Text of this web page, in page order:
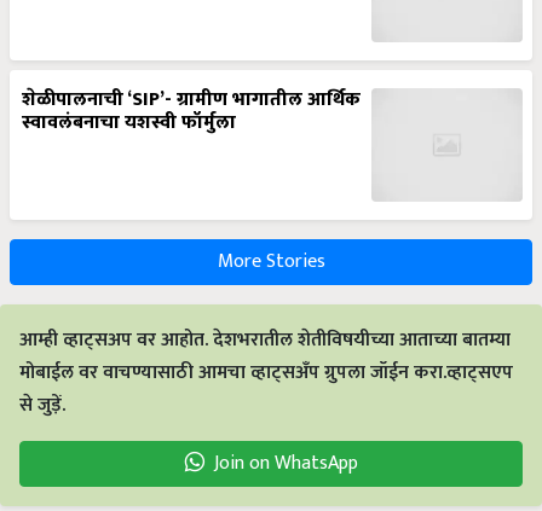
शेळीपालनाची ‘SIP’- ग्रामीण भागातील आर्थिक
स्वावलंबनाचा यशस्वी फॉर्मुला
More Stories
आम्ही व्हाट्सअप वर आहोत. देशभरातील शेतीविषयीच्या आताच्या बातम्या
मोबाईल वर वाचण्यासाठी आमचा व्हाट्सअँप ग्रुपला जॉईन करा.व्हाट्सएप
से जुड़ें.
Join on WhatsApp